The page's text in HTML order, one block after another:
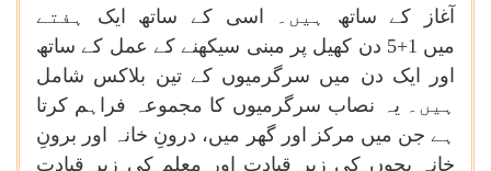
آغاز
کے ساتھ ہیں۔ اسی كے ساتھ ایک
ہفتے
میں 5+1 دن کھیل پر مبنی سیکھنے كے عمل كے ساتھ
اور
ایک دن میں سرگرمیوں کے تین بلاکس شامل
ہیں۔ یہ نصاب سرگرمیوں کا مجموعہ فراہم کرتا
ہے جن میں مرکز اور گھر میں، درونِ خانہ اور برونِ
خانہ
بچوں کی زیر قیادت اور معلم کی زیر
قیادت